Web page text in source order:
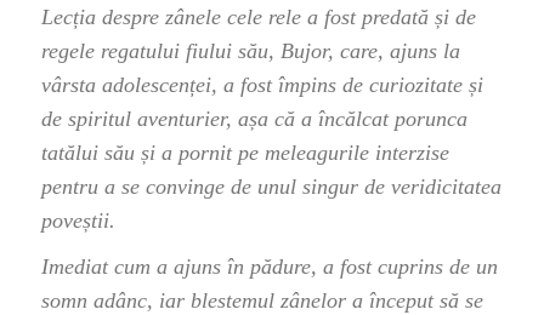
Lecția despre zânele cele rele a fost predată și de
regele regatului fiului său, Bujor, care, ajuns la
vârsta adolescenței, a fost împins de curiozitate și
de spiritul aventurier, așa că a încălcat porunca
tatălui său și a pornit pe meleagurile interzise
pentru a se convinge de unul singur de veridicitatea
poveștii.
Imediat cum a ajuns în pădure, a fost cuprins de un
somn adânc, iar blestemul zânelor a început să se